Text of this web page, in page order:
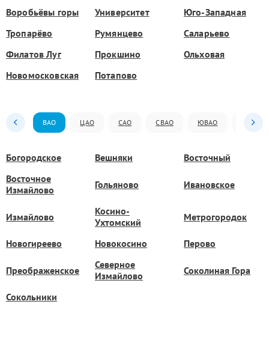
Воробьёвы горы Университет
Юго-Западная
Тропарёво
Румянцево
Саларьево
Филатов Луг
Прокшино
Ольховая
Новомосковская
Потапово
ВАО ЦАО САО СВАО ЮВАО ЮАО
Богородское Вешняки
Восточный
Восточное
Измайлово
Гольяново Ивановское
Измайлово
Косино-
Ухтомский
Метрогородок
Новогиреево Новокосино Перово
Преображенское
Северное
Измайлово
Соколиная Гора
Сокольники